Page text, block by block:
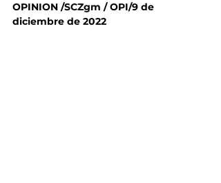
OPINION /SCZgm / OPI/9 de
diciembre de 2022